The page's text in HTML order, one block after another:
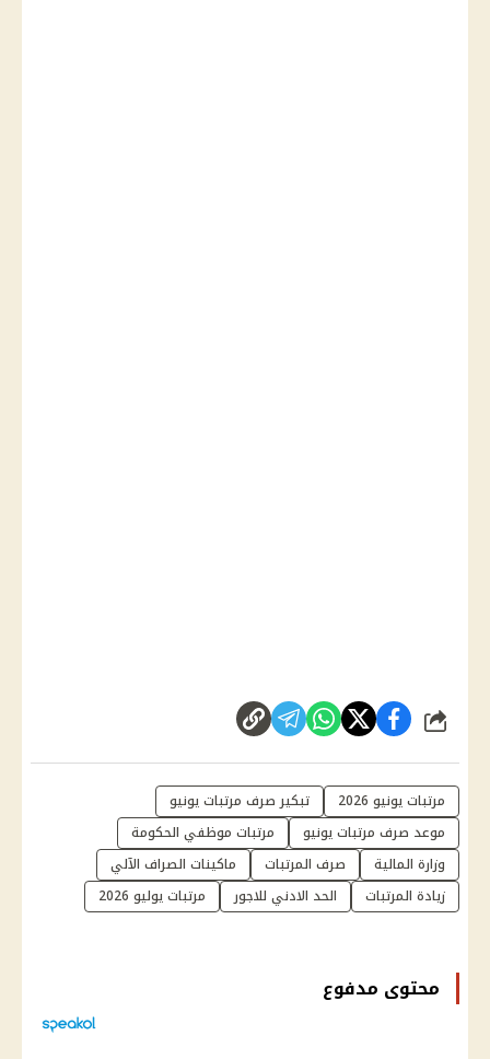
شارك
مرتبات يونيو 2026
تبكير صرف مرتبات يونيو
موعد صرف مرتبات يونيو
مرتبات موظفي الحكومة
وزارة المالية
صرف المرتبات
ماكينات الصراف الآلي
زيادة المرتبات
الحد الادني للاجور مرتبات يوليو 2026
محتوى مدفوع